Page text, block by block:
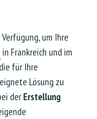
um Ihre
in Frankreich und im
für Ihre
Lösung zu
derErstellung